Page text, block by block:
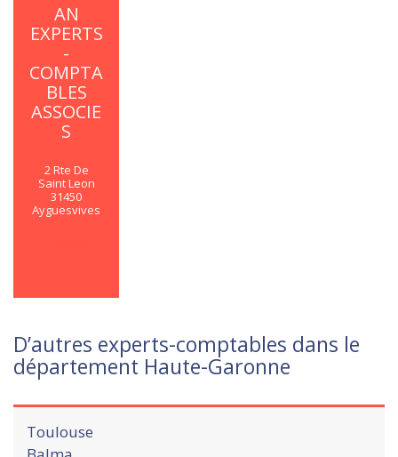
AN
EXPERTS
-
COMPTA
BLES
ASSOCIE
S
2 Rte De
Saint Leon
31450
Ayguesvives
D’autres experts-comptables dans le
département Haute-Garonne
Toulouse